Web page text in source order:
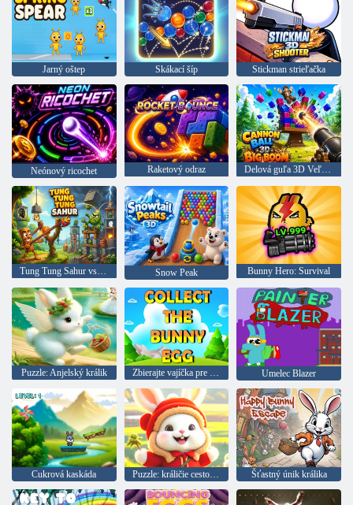
Jarný oštep Skákací šíp Stickman strieľačka
Neónový ricochet Raketový odraz Delová guľa 3D Veľký tresk
Tung Tung Sahur vs Zombies Snow Peak Bunny Hero: Survival
Puzzle: Anjelský králik Zbierajte vajíčka pre zajačika Umelec Blazer
Cukrová kaskáda Puzzle: králičie cestovateľ Šťastný únik králika